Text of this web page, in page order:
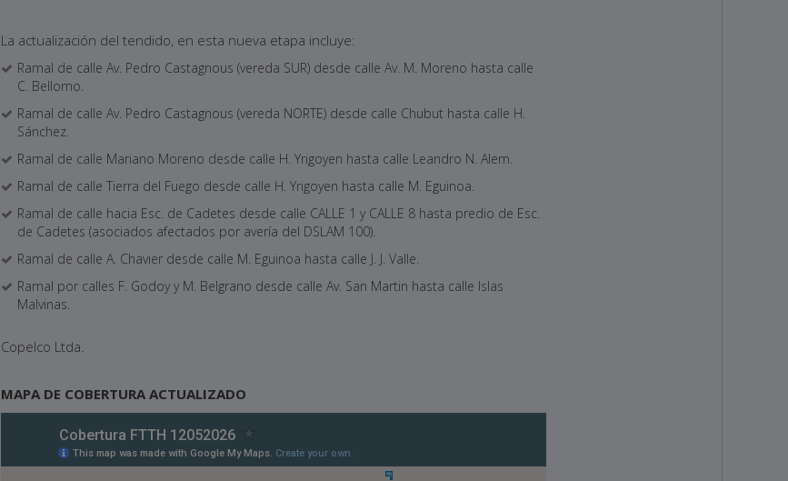
La actualización del tendido, en esta nueva etapa incluye:
Ramal de calle Av. Pedro Castagnous (vereda SUR) desde calle Av. M. Moreno hasta calle
C. Bellomo.
Ramal de calle Av. Pedro Castagnous (vereda NORTE) desde calle Chubut hasta calle H.
Sánchez.
Ramal de calle Mariano Moreno desde calle H. Yrigoyen hasta calle Leandro N. Alem.
Ramal de calle Tierra del Fuego desde calle H. Yrigoyen hasta calle M. Eguinoa.
Ramal de calle hacia Esc. de Cadetes desde calle CALLE 1 y CALLE 8 hasta predio de Esc.
de Cadetes (asociados afectados por avería del DSLAM 100).
Ramal de calle A. Chavier desde calle M. Eguinoa hasta calle J. J. Valle.
Ramal por calles F. Godoy y M. Belgrano desde calle Av. San Martin hasta calle Islas
Malvinas.
Copelco Ltda.
MAPA DE COBERTURA ACTUALIZADO